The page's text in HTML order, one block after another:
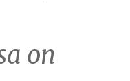
on